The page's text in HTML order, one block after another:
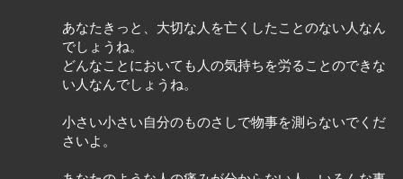
あなたきっと、大切な人を亡くしたことのない人なん
でしょうね。
どんなことにおいても人の気持ちを労ることのできな
い人なんでしょうね。
小さい小さい自分のものさしで物事を測らないでくだ
さいよ。